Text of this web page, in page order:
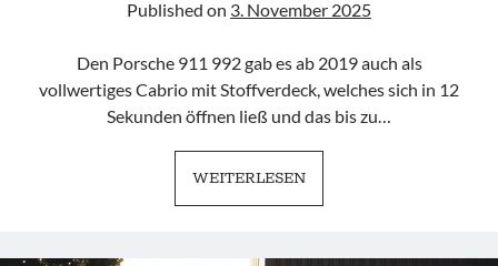
Published on 3. November 2025
Den Porsche 911 992 gab es ab 2019 auch als
vollwertiges Cabrio mit Stoffverdeck, welches sich in 12
Sekunden öffnen ließ und das bis zu…
WEITERLESENPORSCHE
911
CABRIO